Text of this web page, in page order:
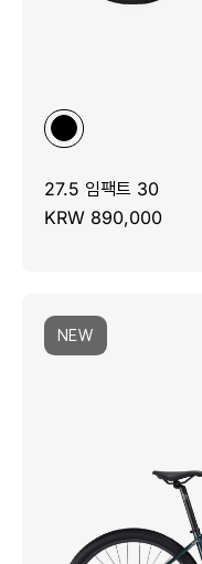
27.5 임팩트 30
KRW 890,000
NEW